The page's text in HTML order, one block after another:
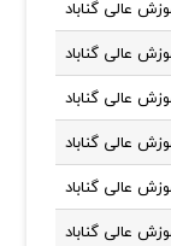
عالی گناباد
عالی گناباد
عالی گناباد
عالی گناباد
عالی گناباد
عالی گناباد